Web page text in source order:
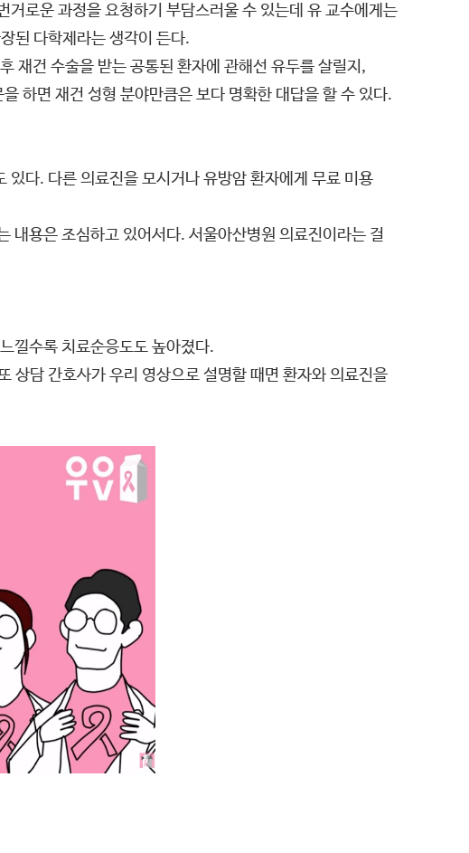
로운 과정을 요청하기 부담스러울 수 있는데 유 교수에게는
된 다학제라는 생각이 든다.
재건 수술을 받는 공통된 환자에 관해선 유두를 살릴지,
하면 재건 성형 분야만큼은 보다 명확한 대답을 할 수 있다.
다. 다른 의료진을 모시거나 유방암 환자에게 무료 미용
내용은 조심하고 있어서다. 서울아산병원 의료진이라는 걸
낄수록 치료순응도도 높아졌다.
상담 간호사가 우리 영상으로 설명할 때면 환자와 의료진을